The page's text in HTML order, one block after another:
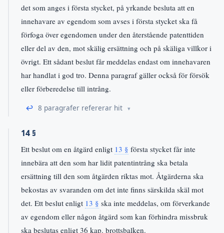
det som anges i första stycket, på yrkande besluta att en
innehavare av egendom som avses i första stycket ska få
förfoga över egendomen under den återstående patenttiden
eller del av den, mot skälig ersättning och på skäliga villkor i
övrigt. Ett sådant beslut får meddelas endast om innehavaren
har handlat i god tro. Denna paragraf gäller också för försök
eller förberedelse till intrång.
↩ 8 paragrafer refererar hit
14 §
Ett beslut om en åtgärd enligt 13 § första stycket får inte
innebära att den som har lidit patentintrång ska betala
ersättning till den som åtgärden riktas mot. Åtgärderna ska
bekostas av svaranden om det inte finns särskilda skäl mot
det. Ett beslut enligt 13 § ska inte meddelas, om förverkande
av egendom eller någon åtgärd som kan förhindra missbruk
ska beslutas enligt 36 kap. brottsbalken.